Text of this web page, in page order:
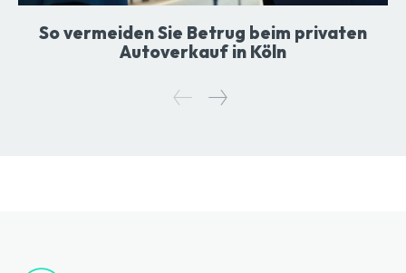
So vermeiden Sie Betrug beim privaten
Autoverkauf in Köln